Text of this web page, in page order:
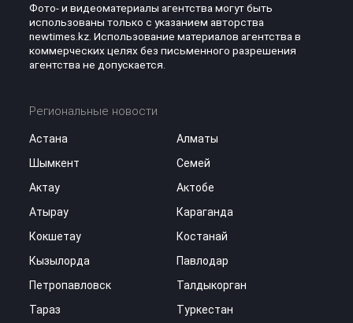
Фото- и видеоматериалы агентства могут быть
использованы только с указанием авторства
newtimes.kz. Использование материалов агентства в
коммерческих целях без письменного разрешения
агентства не допускается.
Региональные новости
Астана
Алматы
Шымкент
Семей
Актау
Актобе
Атырау
Караганда
Кокшетау
Костанай
Кызылорда
Павлодар
Петропавловск
Талдыкорган
Тараз
Туркестан